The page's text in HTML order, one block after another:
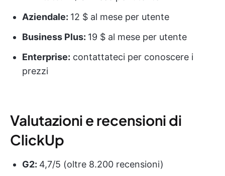
Aziendale: 12 $ al mese per utente
Business Plus: 19 $ al mese per utente
Enterprise: contattateci per conoscere i
prezzi
Valutazioni e recensioni di
ClickUp
G2: 4,7/5 (oltre 8.200 recensioni)